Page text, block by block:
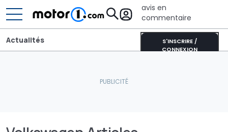
avis en
commentaire
S'INSCRIRE /
CONNEXION
Actualités